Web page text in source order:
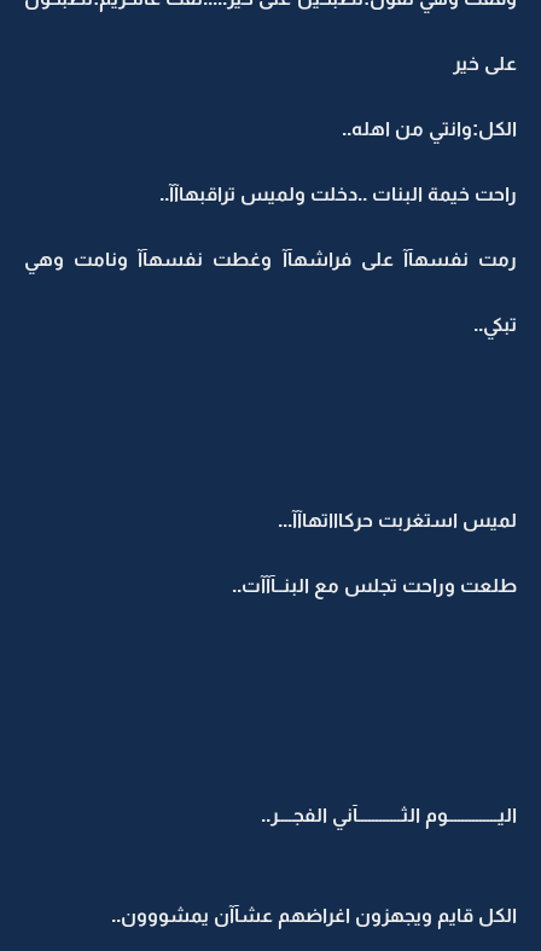
على خير
الكل:وانتي من اهله..
راحت خيمة البنات ..دخلت ولميس تراقبهاآآ..
رمت نفسهآآ على فراشهآآ وغطت نفسهآآ ونامت وهي
تبكي..
لميس استغربت حركاااتهاآآ...
طلعت وراحت تجلس مع البنــآآآت..
اليــــــــــــــوم الثــــــــــــآني الفجــــر..
الكل قايم ويجهزون اغراضهم عشآآن يمشووون..